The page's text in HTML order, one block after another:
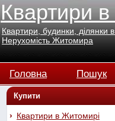
Квартири
Квартири, будинки, ділянки
Нерухомість Житомира
Головна Пошук
Купити
Квартири в Житомирі